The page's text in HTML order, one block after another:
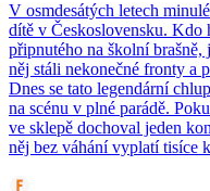
V osmdesátých letech
dítě v Československu. Kdo
připnutého na školní
něj stáli nekonečné fronty a
Dnes se tato legendární
na scénu v plné parádě.
ve sklepě dochoval jeden
něj bez váhání vyplatí tisíce